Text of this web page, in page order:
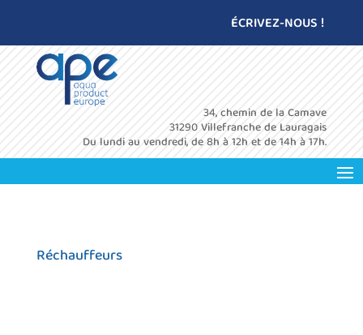
ÉCRIVEZ-NOUS !
34, chemin de la Camave
31290 Villefranche de Lauragais
Du lundi au vendredi, de 8h à 12h et de 14h à 17h.
Réchauffeurs